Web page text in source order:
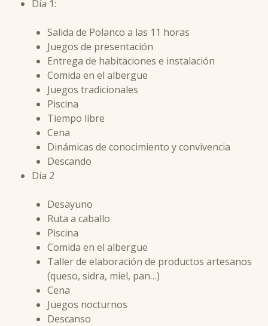
Día 1:
Salida de Polanco a las 11 horas
Juegos de presentación
Entrega de habitaciones e instalación
Comida en el albergue
Juegos tradicionales
Piscina
Tiempo libre
Cena
Dinámicas de conocimiento y convivencia
Descando
Día 2
Desayuno
Ruta a caballo
Piscina
Comida en el albergue
Taller de elaboración de productos artesanos
(queso, sidra, miel, pan…)
Cena
Juegos nocturnos
Descanso